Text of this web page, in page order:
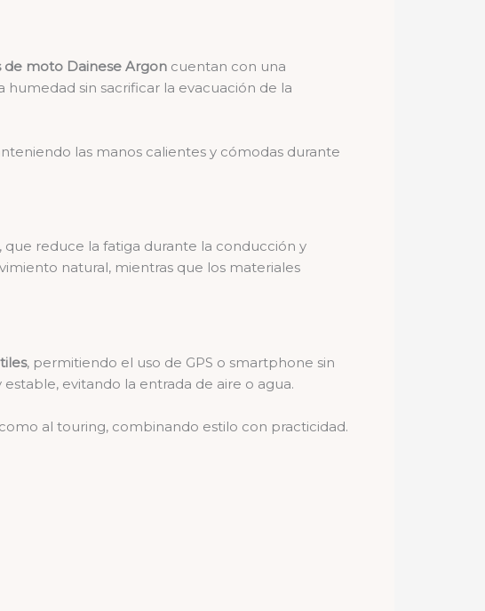
de moto Dainese Argon cuentan con una
sin sacrificar la evacuación de la
las manos calientes y cómodas durante
, que reduce la fatiga durante la conducción y
natural, mientras que los materiales
, permitiendo el uso de GPS o smartphone sin
evitando la entrada de aire o agua.
al touring, combinando estilo con practicidad.